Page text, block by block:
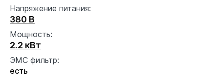
Напряжение питания:
380 В
Мощность:
2.2 кВт
ЭМС фильтр:
есть